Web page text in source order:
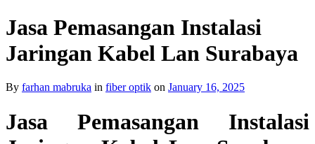
Jasa Pemasangan Instalasi
Jaringan Kabel Lan Surabaya
By farhan mabruka in fiber optik on January 16, 2025
Jasa Pemasangan Instalasi